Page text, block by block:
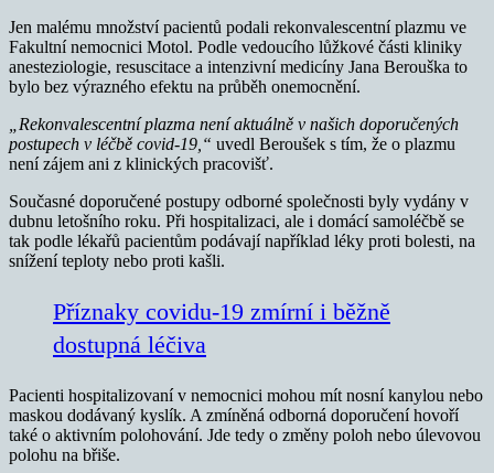
Jen malému množství pacientů podali rekonvalescentní plazmu ve
Fakultní nemocnici Motol. Podle vedoucího lůžkové části kliniky
anesteziologie, resuscitace a intenzivní medicíny Jana Berouška to
bylo bez výrazného efektu na průběh onemocnění.
„Rekonvalescentní plazma není aktuálně v našich doporučených
postupech v léčbě covid-19,“ uvedl Beroušek s tím, že o plazmu
není zájem ani z klinických pracovišť.
Současné doporučené postupy odborné společnosti byly vydány v
dubnu letošního roku. Při hospitalizaci, ale i domácí samoléčbě se
tak podle lékařů pacientům podávají například léky proti bolesti, na
snížení teploty nebo proti kašli.
Příznaky covidu-19 zmírní i běžně
dostupná léčiva
Pacienti hospitalizovaní v nemocnici mohou mít nosní kanylou nebo
maskou dodávaný kyslík. A zmíněná odborná doporučení hovoří
také o aktivním polohování. Jde tedy o změny poloh nebo úlevovou
polohu na břiše.